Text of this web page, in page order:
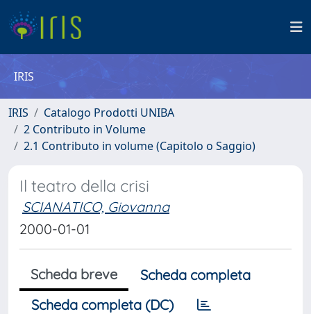
IRIS
IRIS
Catalogo Prodotti UNIBA
2 Contributo in Volume
2.1 Contributo in volume (Capitolo o Saggio)
Il teatro della crisi
SCIANATICO, Giovanna
2000-01-01
Scheda breve
Scheda completa
Scheda completa (DC)